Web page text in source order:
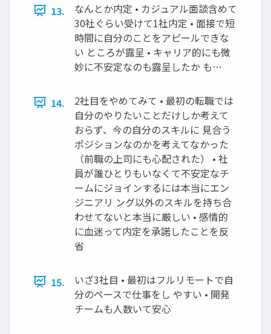
13.
なんとか内定 • カジュアル面談含めて
30社ぐらい受けて1社内定 • 面接で短
時間に自分のことをアピールできな
い ところが露呈 • キャリア的にも微
妙に不安定なのも露呈したか も…
14.
2社目をやめてみて • 最初の転職では
自分のやりたいことだけしか考えて
おらず、今の自分のスキルに 見合う
ポジションなのかを考えてなかった
（前職の上司にも心配された） • 社
員が誰ひとりもいなくて不安定なチ
ームにジョインするには本当にエン
ジニアリ ング以外のスキルを持ち合
わせてないと本当に厳しい • 感情的
に血迷って内定を承諾したことを反
省
15.
いざ3社目 • 最初はフルリモートで自
分のペースで仕事をし やすい • 開発
チームも人数いて安心